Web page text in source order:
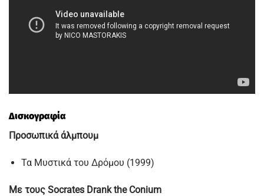
Δισκογραφία
Προσωπικά άλμπουμ
Τα Μυστικά του Δρόμου (1999)
Με τους Socrates Drank the Conium